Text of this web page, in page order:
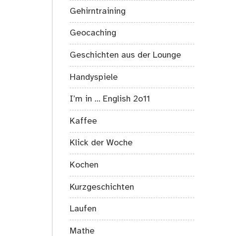
Gehirntraining
Geocaching
Geschichten aus der Lounge
Handyspiele
I’m in … English 2o11
Kaffee
Klick der Woche
Kochen
Kurzgeschichten
Laufen
Mathe